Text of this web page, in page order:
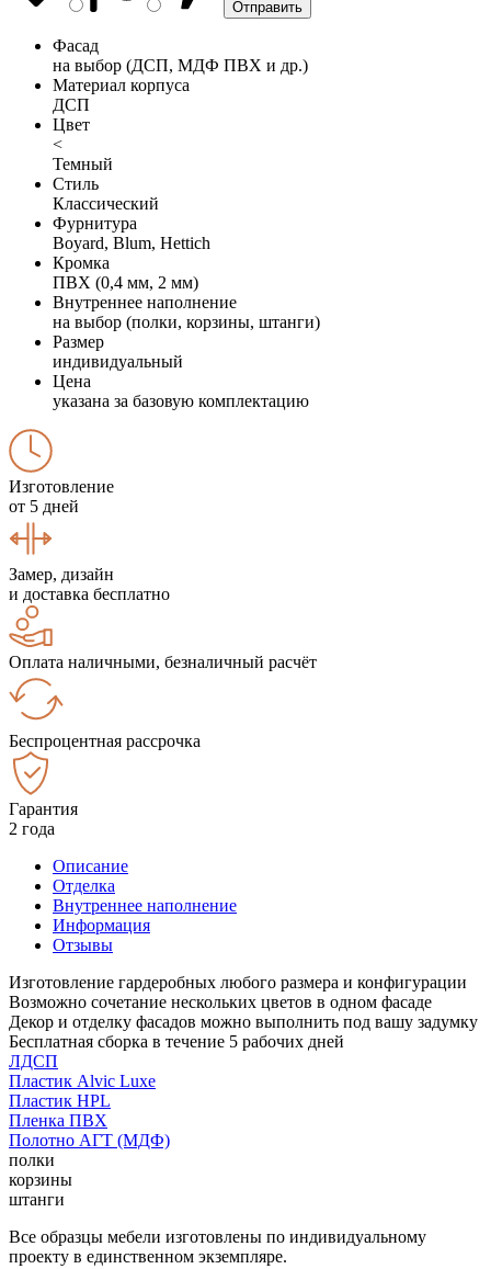
Фасад
на выбор (ДСП, МДФ ПВХ и др.)
Материал корпуса
ДСП
Цвет
<
Темный
Стиль
Классический
Фурнитура
Boyard, Blum, Hettich
Кромка
ПВХ (0,4 мм, 2 мм)
Внутреннее наполнение
на выбор (полки, корзины, штанги)
Размер
индивидуальный
Цена
указана за базовую комплектацию
Изготовление
от 5 дней
Замер, дизайн
и доставка бесплатно
Оплата наличными, безналичный расчёт
Беспроцентная рассрочка
Гарантия
2 года
Описание
Отделка
Внутреннее наполнение
Информация
Отзывы
Изготовление гардеробных любого размера и конфигурации
Возможно сочетание нескольких цветов в одном фасаде
Декор и отделку фасадов можно выполнить под вашу задумку
Бесплатная сборка в течение 5 рабочих дней
ЛДСП
Пластик Alvic Luxe
Пластик HPL
Пленка ПВХ
Полотно АГТ (МДФ)
полки
корзины
штанги
Все образцы мебели изготовлены по индивидуальному
проекту в единственном экземпляре.